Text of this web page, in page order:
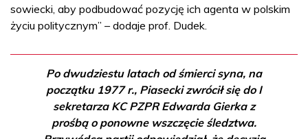
sowiecki, aby podbudować pozycję ich agenta w polskim
życiu politycznym” – dodaje prof. Dudek.
Po dwudziestu latach od śmierci syna, na
początku 1977 r., Piasecki zwrócił się do I
sekretarza KC PZPR Edwarda Gierka z
prośbą o ponowne wszczęcie śledztwa.